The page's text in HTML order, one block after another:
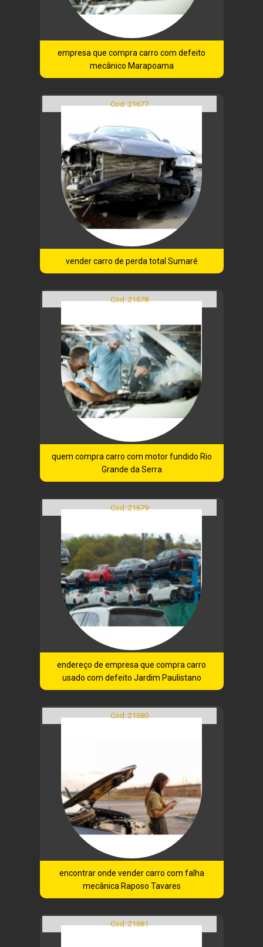
empresa que compra carro com defeito
mecânico Marapoama
Cod.:21677
vender carro de perda total Sumaré
Cod.:21678
quem compra carro com motor fundido Rio
Grande da Serra
Cod.:21679
endereço de empresa que compra carro
usado com defeito Jardim Paulistano
Cod.:21680
encontrar onde vender carro com falha
mecânica Raposo Tavares
Cod.:21681